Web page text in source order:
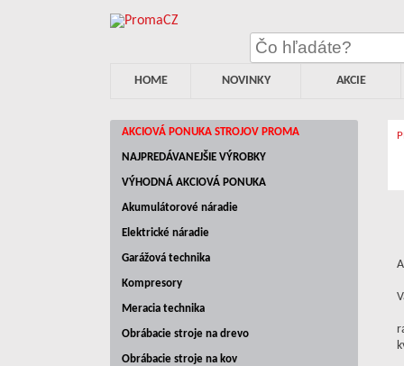
HOME NOVINKY AKCIE
AKCIOVÁ PONUKA STROJOV PROMA
NAJPREDÁVANEJŠIE VÝROBKY
VÝHODNÁ AKCIOVÁ PONUKA
Akumulátorové náradie
Elektrické náradie
Garážová technika
Kompresory
Meracia technika
Obrábacie stroje na drevo
Obrábacie stroje na kov